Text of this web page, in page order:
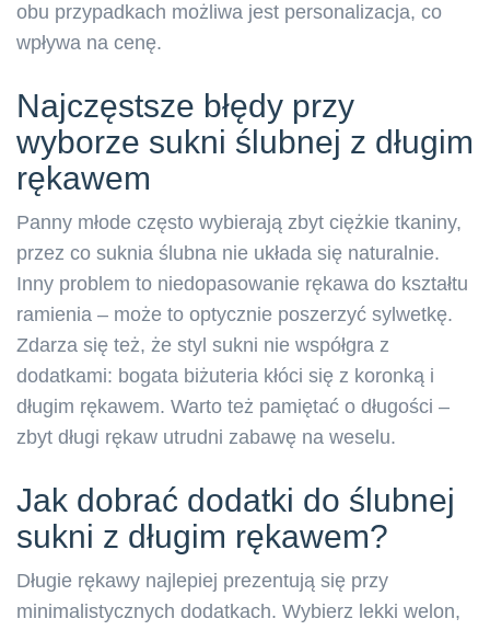
obu przypadkach możliwa jest personalizacja, co
wpływa na cenę.
Najczęstsze błędy przy
wyborze sukni ślubnej z długim
rękawem
Panny młode często wybierają zbyt ciężkie tkaniny,
przez co suknia ślubna nie układa się naturalnie.
Inny problem to niedopasowanie rękawa do kształtu
ramienia – może to optycznie poszerzyć sylwetkę.
Zdarza się też, że styl sukni nie współgra z
dodatkami: bogata biżuteria kłóci się z koronką i
długim rękawem. Warto też pamiętać o długości –
zbyt długi rękaw utrudni zabawę na weselu.
Jak dobrać dodatki do ślubnej
sukni z długim rękawem?
Długie rękawy najlepiej prezentują się przy
minimalistycznych dodatkach. Wybierz lekki welon,